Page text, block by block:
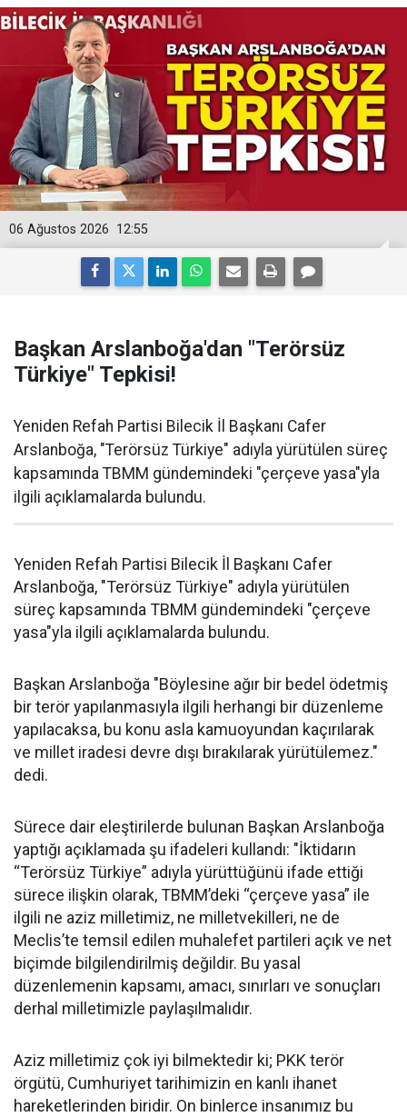
12:55
06 Ağustos 2026
Başkan Arslanboğa'dan "Terörsüz
Türkiye" Tepkisi!
Yeniden Refah Partisi Bilecik İl Başkanı Cafer
Arslanboğa, "Terörsüz Türkiye" adıyla yürütülen süreç
kapsamında TBMM gündemindeki "çerçeve yasa"yla
ilgili açıklamalarda bulundu.
Yeniden Refah Partisi Bilecik İl Başkanı Cafer
Arslanboğa, "Terörsüz Türkiye" adıyla yürütülen
süreç kapsamında TBMM gündemindeki "çerçeve
yasa"yla ilgili açıklamalarda bulundu.
Başkan Arslanboğa "Böylesine ağır bir bedel ödetmiş
bir terör yapılanmasıyla ilgili herhangi bir düzenleme
yapılacaksa, bu konu asla kamuoyundan kaçırılarak
ve millet iradesi devre dışı bırakılarak yürütülemez."
dedi.
Sürece dair eleştirilerde bulunan Başkan Arslanboğa
yaptığı açıklamada şu ifadeleri kullandı: "İktidarın
“Terörsüz Türkiye” adıyla yürüttüğünü ifade ettiği
sürece ilişkin olarak, TBMM’deki “çerçeve yasa” ile
ilgili ne aziz milletimiz, ne milletvekilleri, ne de
Meclis’te temsil edilen muhalefet partileri açık ve net
biçimde bilgilendirilmiş değildir. Bu yasal
düzenlemenin kapsamı, amacı, sınırları ve sonuçları
derhal milletimizle paylaşılmalıdır.
Aziz milletimiz çok iyi bilmektedir ki; PKK terör
örgütü, Cumhuriyet tarihimizin en kanlı ihanet
hareketlerinden biridir. On binlerce insanımız bu